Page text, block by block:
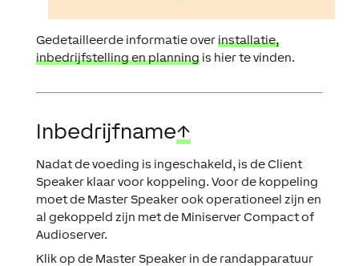
Gedetailleerde informatie overinstallatie,
inbedrijfstelling en planningis hier te vinden.
Inbedrijfname↑
Nadat de voeding is ingeschakeld, is de Client
Speaker klaar voor koppeling. Voor de koppeling
moet de Master Speaker ook operationeel zijn en
al gekoppeld zijn met de Miniserver Compact of
Audioserver.
Klik op de Master Speaker in de randapparatuur